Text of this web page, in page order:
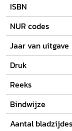
grootgebracht.
sporen van die
het begrips-
van Coornherts
presenteert
naar de figuur
ISBN
NUR codes
Jaar van uitgave
Druk
Reeks
Bindwijze
Aantal bladzijdes